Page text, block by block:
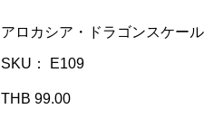
アロカシア・ドラゴンスケール
SKU： E109
THB 99.00価